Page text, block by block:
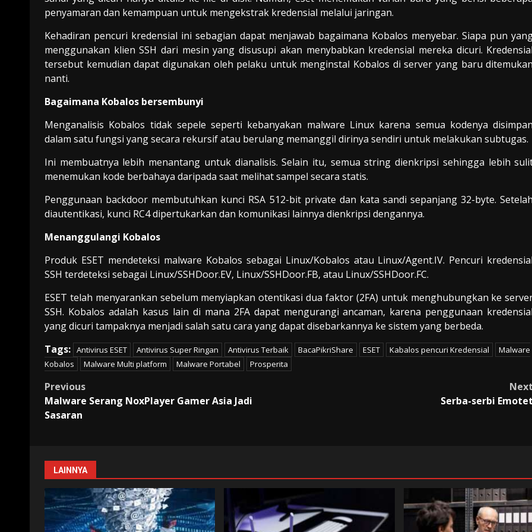
penyamaran dan kemampuan untuk mengekstrak kredensial melalui jaringan.
Kehadiran pencuri kredensial ini sebagian dapat menjawab bagaimana Kobalos menyebar. Siapa pun
menggunakan klien SSH dari mesin yang disusupi akan menybabkan kredensial mereka dicuri. Kredensial
tersebut kemudian dapat digunakan oleh pelaku untuk menginstal Kobalos di server yang baru ditemukan
nanti.
Bagaimana Kobalos bersembunyi
Menganalisis Kobalos tidak sepele seperti kebanyakan malware Linux karena semua kodenya disimpan
dalam satu fungsi yang secara rekursif atau berulang memanggil dirinya sendiri untuk melakukan subtugas.
Ini membuatnya lebih menantang untuk dianalisis. Selain itu, semua string dienkripsi sehingga lebih
menemukan kode berbahaya daripada saat melihat sampel secara statis.
Penggunaan backdoor membutuhkan kunci RSA 512-bit private dan kata sandi sepanjang 32-byte. Setelah
diautentikasi, kunci RC4 dipertukarkan dan komunikasi lainnya dienkripsi dengannya.
Menanggulangi Kobalos
Produk ESET mendeteksi malware Kobalos sebagai Linux/Kobalos atau Linux/Agent.IV. Pencuri kredensial
SSH terdeteksi sebagai Linux/SSHDoor.EV, Linux/SSHDoor.FB, atau Linux/SSHDoor.FC.
ESET telah menyarankan sebelum menyiapkan otentikasi dua faktor (2FA) untuk menghubungkan ke
SSH. Kobalos adalah kasus lain di mana 2FA dapat mengurangi ancaman, karena penggunaan kredensial
yang dicuri tampaknya menjadi salah satu cara yang dapat disebarkannya ke sistem yang berbeda.
Tags: Antivirus ESET Antivirus Super Ringan Antivirus Terbaik BacaPikriShare ESET Kabalos pencuri Kredensial
Malware
Kobalos
Malware Multi platform Malware Portabel Prosperita
Post
navigation
Previous
Malware Serang NoxPlayer Gamer Asia Jadi
Sasaran
Next
Serba-serbi Emotet
LAINNYA